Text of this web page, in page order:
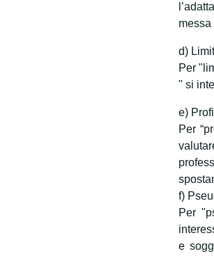
d)
Per
" si
e)
Per
f)
Per
e